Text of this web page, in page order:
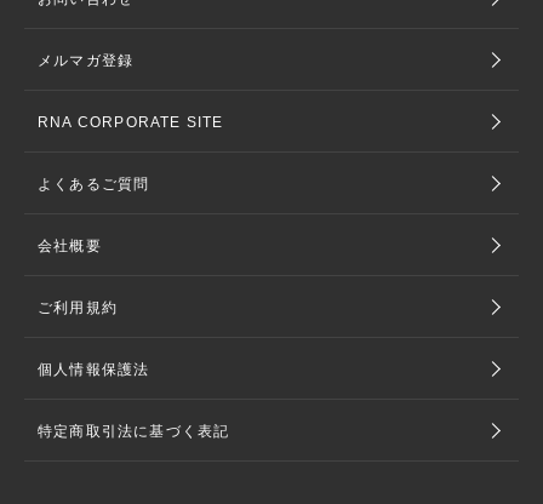
メルマガ登録
RNA CORPORATE SITE
よくあるご質問
会社概要
ご利用規約
個人情報保護法
特定商取引法に基づく表記